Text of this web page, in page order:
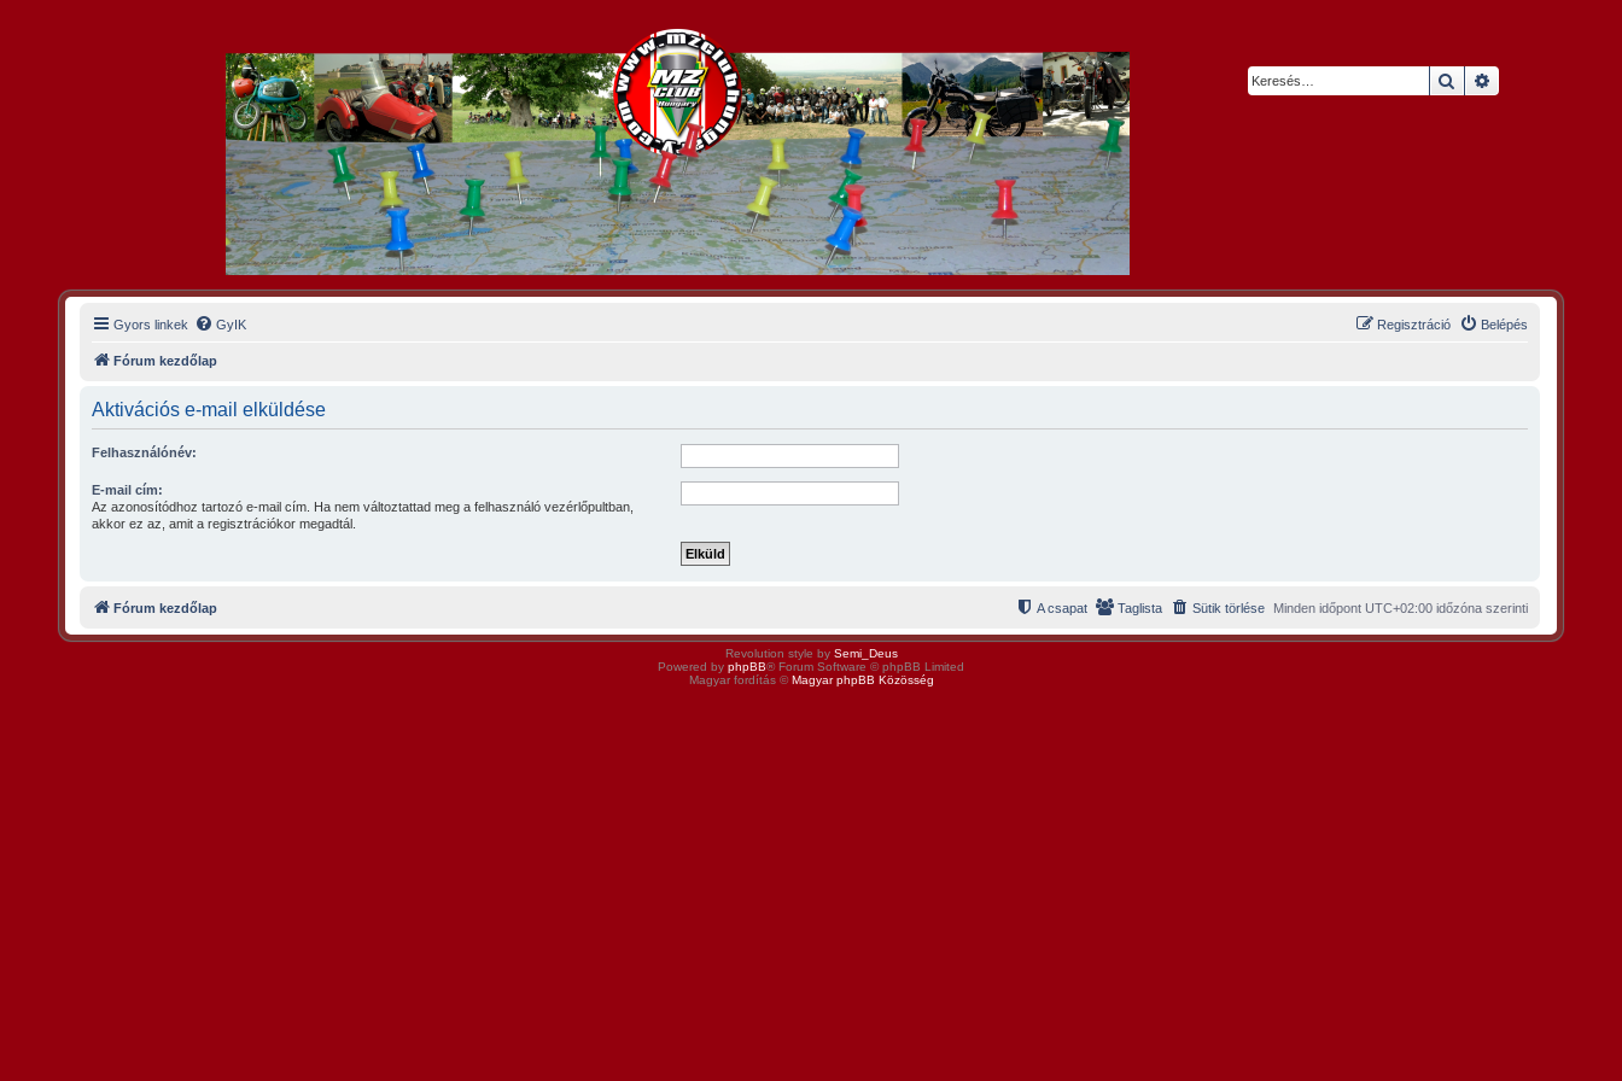
Keresés
Gyors linkek GyIK Belépés
Regisztráció
Fórum kezdőlap
Aktivációs e-mail elküldése
Felhasználónév:
E-mail cím:
Az azonosítódhoz tartozó e-mail cím. Ha nem változtattad meg a felhasználó vezérlőpultban,
akkor ez az, amit a regisztrációkor megadtál.
Fórum kezdőlap Minden időpont UTC+02:00időzóna szerinti
Sütik törlése
Taglista
A csapat
Revolution style by Semi_Deus
Powered by phpBB® Forum Software © phpBB Limited
Magyar fordítás ©Magyar phpBB Közösség